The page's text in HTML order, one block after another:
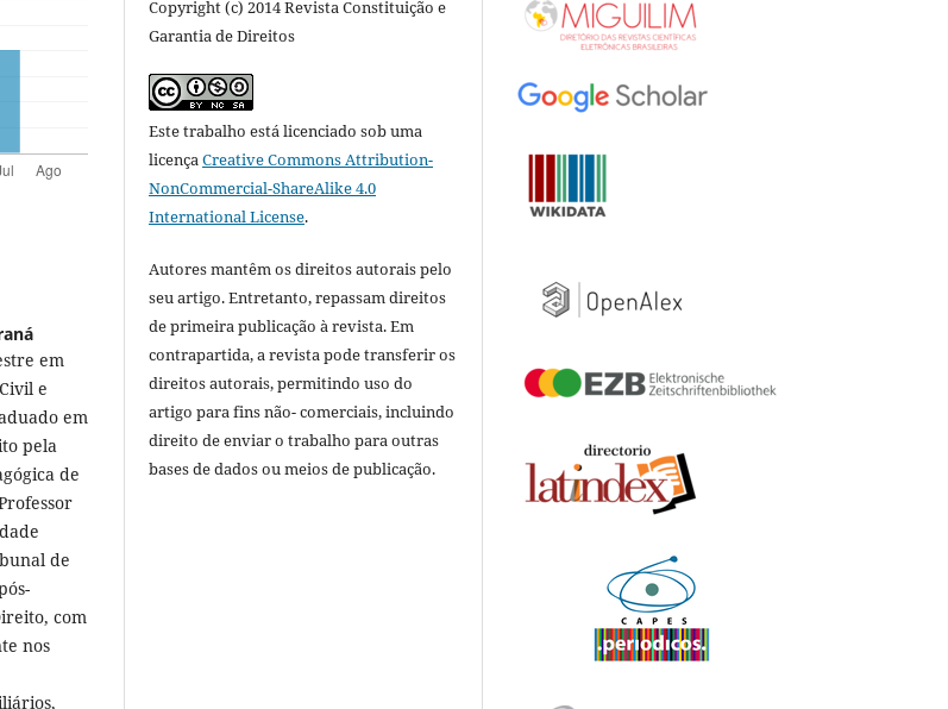
em
e
em
pela
de
de
com
nos
Copyright (c) 2014 Revista Constituição e
Garantia de Direitos
Este trabalho está licenciado sob uma
licençaCreative Commons Attribution-
NonCommercial-ShareAlike 4.0
International License.
Autores mantêm os direitos autorais pelo
seu artigo. Entretanto, repassam direitos
de primeira publicação à revista. Em
contrapartida, a revista pode transferir os
direitos autorais, permitindo uso do
artigo para fins não- comerciais, incluindo
direito de enviar o trabalho para outras
bases de dados ou meios de publicação.